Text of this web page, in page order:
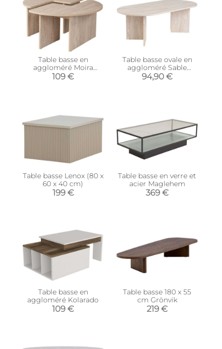
Table basse en
aggloméré Moira
(Travertine)
109 €
Table basse ovale en
aggloméré Sable
(Marbré Travertine)
94,90 €
Table basse Lenox (80 x
60 x 40 cm)
199 €
Table basse en verre et
acier Maglehem
369 €
Table basse en
aggloméré Kolarado
109 €
Table basse 180 x 55
cm Grönvik
219 €